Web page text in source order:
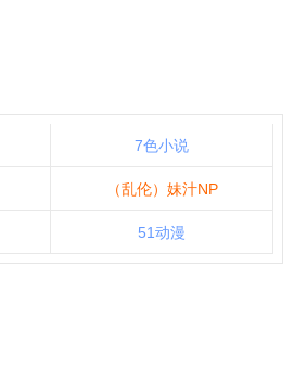
7色小说
（乱伦）妹汁NP
51动漫